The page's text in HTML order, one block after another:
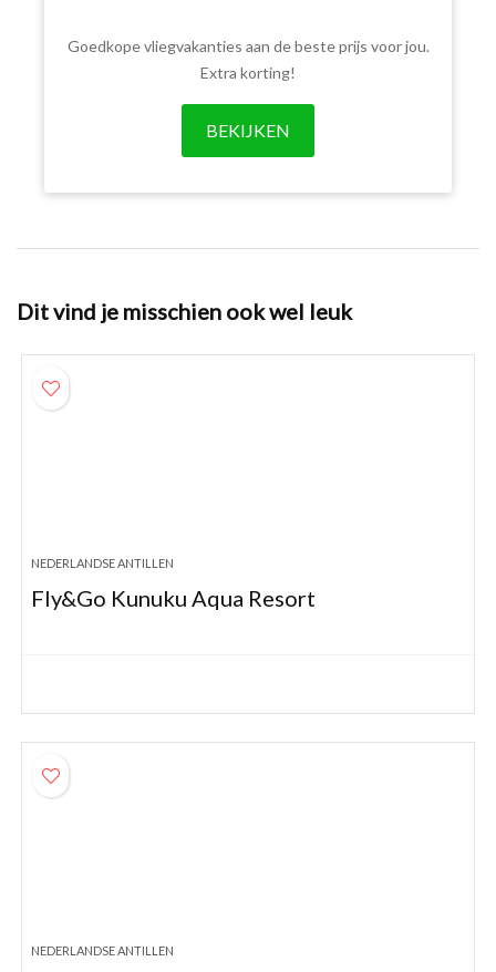
Goedkope vliegvakanties aan de beste prijs voor jou.
Extra korting!
BEKIJKEN
Dit vind je misschien ook wel leuk
NEDERLANDSE ANTILLEN
Fly&Go Kunuku Aqua Resort
NEDERLANDSE ANTILLEN